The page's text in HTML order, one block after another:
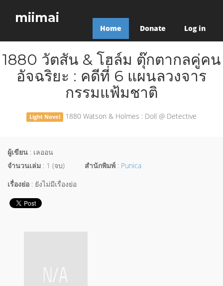
miimai
Home Donate Log in
1880 วัตสัน & โฮล์ม ตุ๊กตากลคู่คน
อัจฉริยะ : คดีที่ 6 แผนลวงจาร
กรรมแฟ้มชาติ
Light Novel 1880 Watson & Holmes : Doll @ Detective
ผู้เขียน : เลออน
จำนวนเล่ม : 1 (จบ) สำนักพิมพ์ : Punica
เรื่องย่อ : ยังไม่มีเรื่องย่อ